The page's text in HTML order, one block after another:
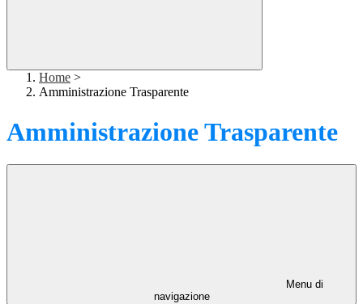
Home >
Amministrazione Trasparente
Amministrazione Trasparente
Menu di
navigazione